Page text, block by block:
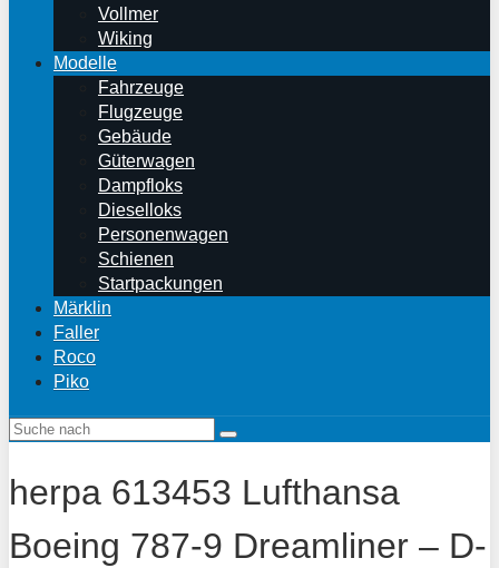
Vollmer
Wiking
Modelle
Fahrzeuge
Flugzeuge
Gebäude
Güterwagen
Dampfloks
Dieselloks
Personenwagen
Schienen
Startpackungen
Märklin
Faller
Roco
Piko
herpa 613453 Lufthansa
Boeing 787-9 Dreamliner – D-